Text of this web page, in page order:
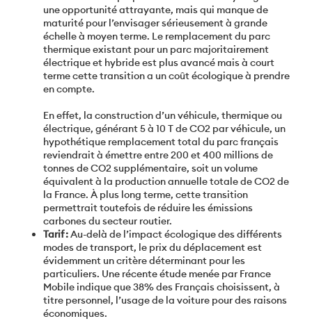
une opportunité attrayante, mais qui manque de
maturité pour l’envisager sérieusement à grande
échelle à moyen terme. Le remplacement du parc
thermique existant pour un parc majoritairement
électrique et hybride est plus avancé mais à court
terme cette transition a un coût écologique à prendre
en compte.
En effet, la construction d’un véhicule, thermique ou
électrique, générant 5 à 10 T de CO2 par véhicule, un
hypothétique remplacement total du parc français
reviendrait à émettre entre 200 et 400 millions de
tonnes de CO2 supplémentaire, soit un volume
équivalent à la production annuelle totale de CO2 de
la France. À plus long terme, cette transition
permettrait toutefois de réduire les émissions
carbones du secteur routier.
Tarif :Au-delà de l’impact écologique des différents
modes de transport, le prix du déplacement est
évidemment un critère déterminant pour les
particuliers. Une récente étude menée par France
Mobile indique que 38% des Français choisissent, à
titre personnel, l’usage de la voiture pour des raisons
économiques.